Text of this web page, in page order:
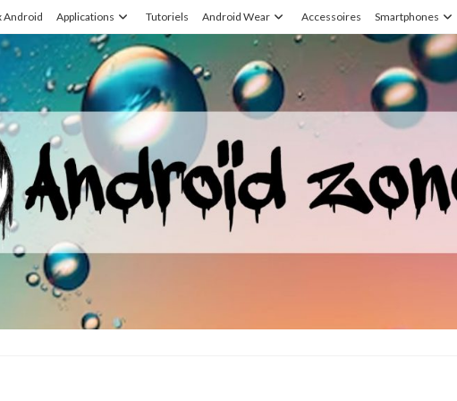
Android Applications Tutoriels Android Wear Accessoires Smartphones